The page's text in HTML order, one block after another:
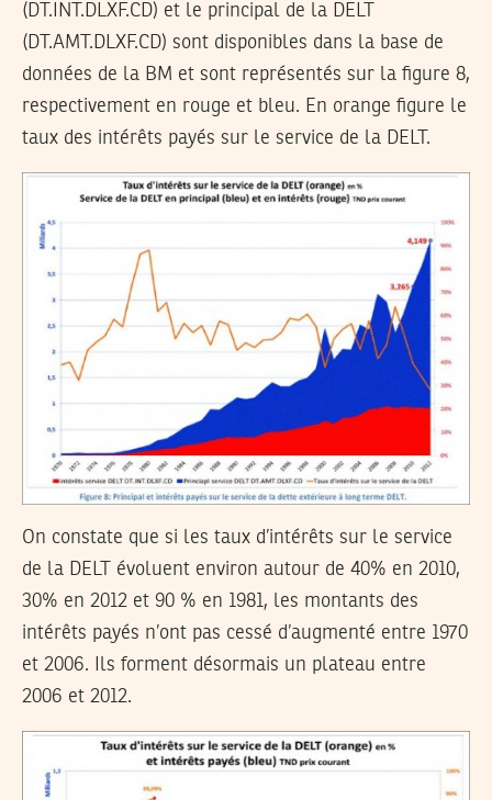
(DT.INT.DLXF.CD) et le principal de la DELT
(DT.AMT.DLXF.CD) sont disponibles dans la base de
données de la BM et sont représentés sur la figure 8,
respectivement en rouge et bleu. En orange figure le
taux des intérêts payés sur le service de la DELT.
On constate que si les taux d’intérêts sur le service
de la DELT évoluent environ autour de 40% en 2010,
30% en 2012 et 90 % en 1981, les montants des
intérêts payés n’ont pas cessé d’augmenté entre 1970
et 2006. Ils forment désormais un plateau entre
2006 et 2012.